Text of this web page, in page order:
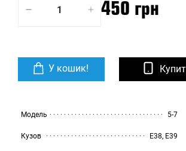
450 грн
У кошик!
Модель 5-7
Кузов E38, E39